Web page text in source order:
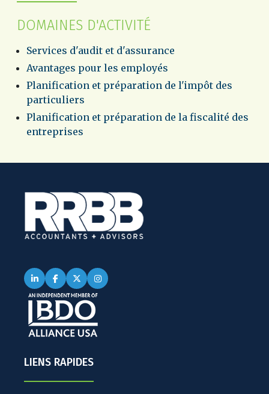
DOMAINES D'ACTIVITÉ
Services d'audit et d'assurance
Avantages pour les employés
Planification et préparation de l'impôt des
particuliers
Planification et préparation de la fiscalité des
entreprises
LIENS RAPIDES